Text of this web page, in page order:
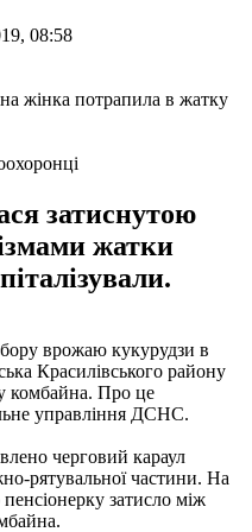
08:58
затиснутою
жатки
врожаю кукурудзи в
Красилівського району
комбайна. Про це
управління ДСНС.
черговий караул
рятувальної частини. На
затисло між